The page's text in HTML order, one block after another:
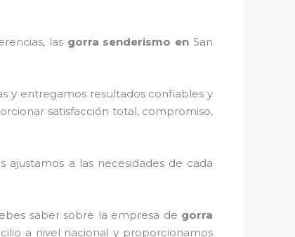
las gorra senderismo enSan
y entregamos resultados confiables y
satisfacción total, compromiso,
a las necesidades de cada
saber sobre la empresa de gorra
a nivel nacional y proporcionamos